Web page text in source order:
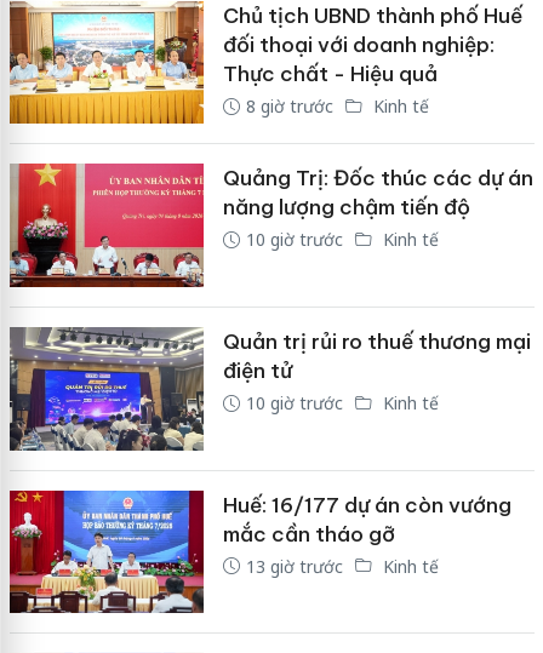
Chủ tịch UBND thành phố Huế
đối thoại với doanh nghiệp:
Thực chất - Hiệu quả
8 giờ trước Kinh tế
Quảng Trị: Đốc thúc các dự án
năng lượng chậm tiến độ
10 giờ trước Kinh tế
Quản trị rủi ro thuế thương mại
điện tử
10 giờ trước Kinh tế
Huế: 16/177 dự án còn vướng
mắc cần tháo gỡ
13 giờ trước Kinh tế